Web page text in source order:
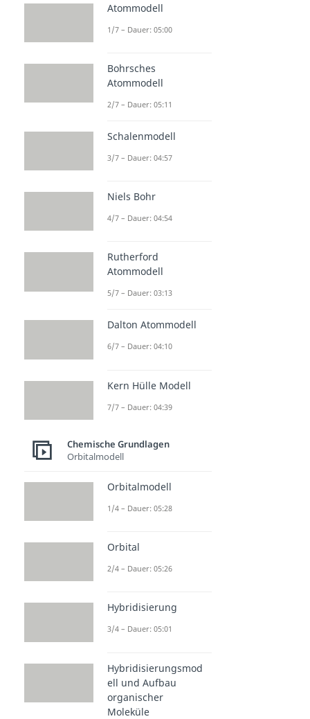
Atommodell
1/7 – Dauer: 05:00
Bohrsches
Atommodell
2/7 – Dauer: 05:11
Schalenmodell
3/7 – Dauer: 04:57
Niels Bohr
4/7 – Dauer: 04:54
Rutherford
Atommodell
5/7 – Dauer: 03:13
Dalton Atommodell
6/7 – Dauer: 04:10
Kern Hülle Modell
7/7 – Dauer: 04:39
Chemische Grundlagen
Orbitalmodell
Orbitalmodell
1/4 – Dauer: 05:28
Orbital
2/4 – Dauer: 05:26
Hybridisierung
3/4 – Dauer: 05:01
Hybridisierungsmod
ell und Aufbau
organischer
Moleküle